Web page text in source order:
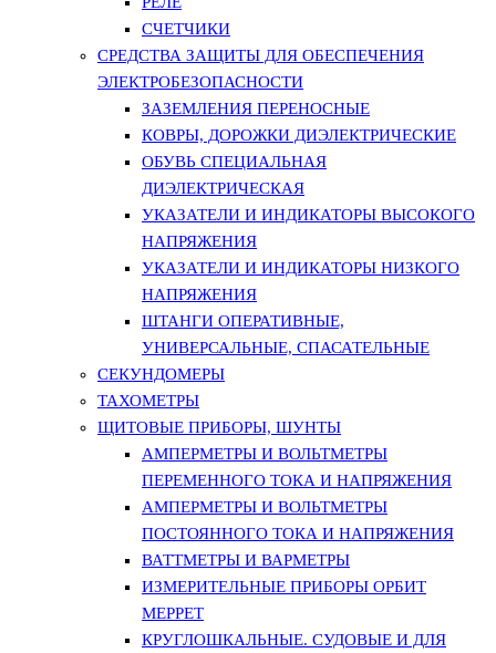
СЧЕТЧИКИ
СРЕДСТВА ЗАЩИТЫ ДЛЯ ОБЕСПЕЧЕНИЯ
ЭЛЕКТРОБЕЗОПАСНОСТИ
ЗАЗЕМЛЕНИЯ ПЕРЕНОСНЫЕ
КОВРЫ, ДОРОЖКИ ДИЭЛЕКТРИЧЕСКИЕ
ОБУВЬ СПЕЦИАЛЬНАЯ
ДИЭЛЕКТРИЧЕСКАЯ
УКАЗАТЕЛИ И ИНДИКАТОРЫ ВЫСОКОГО
НАПРЯЖЕНИЯ
УКАЗАТЕЛИ И ИНДИКАТОРЫ НИЗКОГО
НАПРЯЖЕНИЯ
ШТАНГИ ОПЕРАТИВНЫЕ,
УНИВЕРСАЛЬНЫЕ, СПАСАТЕЛЬНЫЕ
СЕКУНДОМЕРЫ
ТАХОМЕТРЫ
ЩИТОВЫЕ ПРИБОРЫ, ШУНТЫ
АМПЕРМЕТРЫ И ВОЛЬТМЕТРЫ
ПЕРЕМЕННОГО ТОКА И НАПРЯЖЕНИЯ
АМПЕРМЕТРЫ И ВОЛЬТМЕТРЫ
ПОСТОЯННОГО ТОКА И НАПРЯЖЕНИЯ
ВАТТМЕТРЫ И ВАРМЕТРЫ
ИЗМЕРИТЕЛЬНЫЕ ПРИБОРЫ ОРБИТ
МЕРРЕТ
КРУГЛОШКАЛЬНЫЕ. СУДОВЫЕ И ДЛЯ